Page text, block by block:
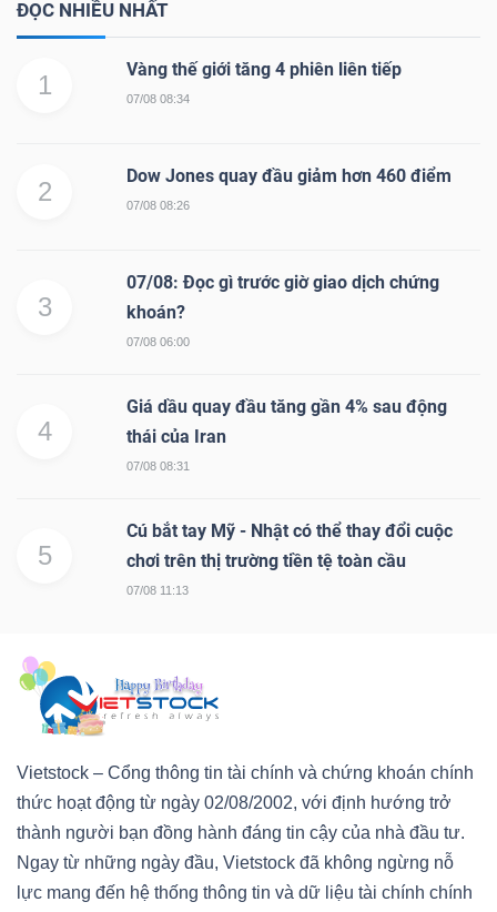
ĐỌC NHIỀU NHẤT
1
Vàng thế giới tăng 4 phiên liên tiếp
07/08 08:34
2
Dow Jones quay đầu giảm hơn 460 điểm
07/08 08:26
3
07/08: Đọc gì trước giờ giao dịch chứng
khoán?
07/08 06:00
4
Giá dầu quay đầu tăng gần 4% sau động
thái của Iran
07/08 08:31
5
Cú bắt tay Mỹ - Nhật có thể thay đổi cuộc
chơi trên thị trường tiền tệ toàn cầu
07/08 11:13
Vietstock – Cổng thông tin tài chính và chứng khoán chính
thức hoạt động từ ngày 02/08/2002, với định hướng trở
thành người bạn đồng hành đáng tin cậy của nhà đầu tư.
Ngay từ những ngày đầu, Vietstock đã không ngừng nỗ
lực mang đến hệ thống thông tin và dữ liệu tài chính chính